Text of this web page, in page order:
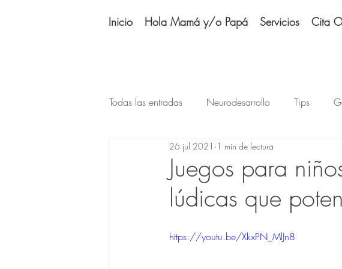
Inicio Hola Mamá y/o Papá Servicios Cita
Todas las entradas Neurodesarrollo Tips
2 primeros años Balancín
Juguetes bebés Alcohol
Plagiocefalia Sueño
Juegos para
lúdicas que
26 jul 2021 1 min de lectura
https://youtu.be/XkxPN_MlJn8